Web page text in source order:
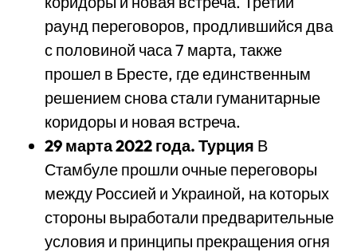
раунд переговоров, продлившийся два
с половиной часа 7 марта, также
прошел в Бресте, где единственным
решением снова стали гуманитарные
коридоры и новая встреча.
29 марта2022 года. Турция В
Стамбуле прошли очные переговоры
между Россией и Украиной, на которых
стороны выработали предварительные
условия и принципы прекращения огня